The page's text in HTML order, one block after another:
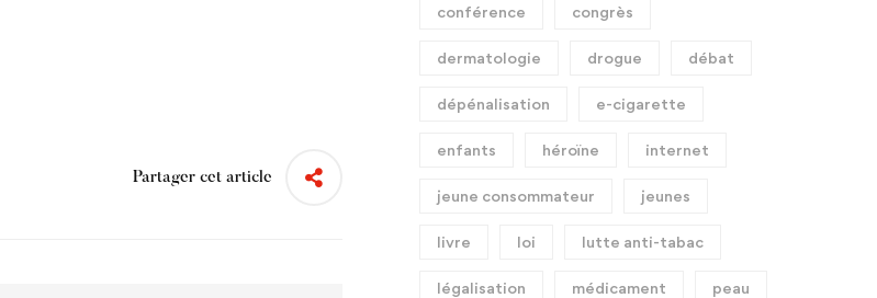
Partager cet article
conférence congrès
dermatologie drogue débat
dépénalisation e-cigarette
enfants héroïne internet
jeune consommateur jeunes
livre loi lutte anti-tabac
légalisation médicament peau